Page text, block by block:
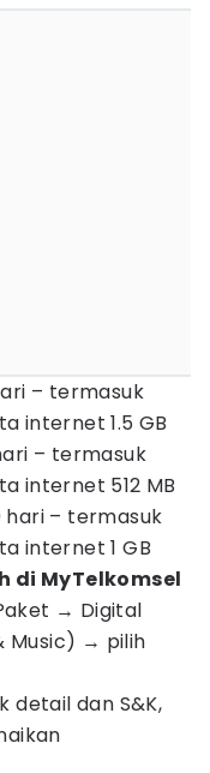
– termasuk
internet 1.5 GB
– termasuk
internet 512 MB
hari – termasuk
internet 1 GB
di MyTelkomsel
→ Digital
Music) → pilih
detail dan S&K,